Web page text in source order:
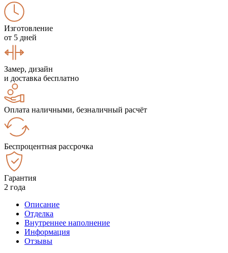
Изготовление
от 5 дней
Замер, дизайн
и доставка бесплатно
Оплата наличными, безналичный расчёт
Беспроцентная рассрочка
Гарантия
2 года
Описание
Отделка
Внутреннее наполнение
Информация
Отзывы